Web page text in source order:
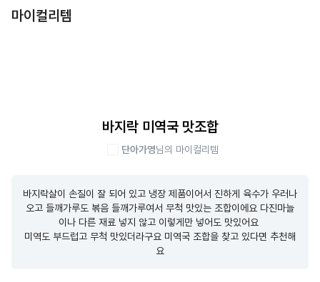
마이컬리템
바지락 미역국 맛조합
단아가영님의 마이컬리템
바지락살이 손질이 잘 되어 있고 냉장 제품이어서 진하게 육수가 우러나
오고 들깨가루도 볶음 들깨가루여서 무척 맛있는 조합이에요 다진마늘
이나 다른 재료 넣지 않고 이렇게만 넣어도 맛있어요
미역도 부드럽고 무척 맛있더라구요 미역국 조합을 찾고 있다면 추천해
요